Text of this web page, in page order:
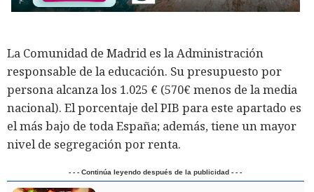
La Comunidad de Madrid es la Administración
responsable de la educación. Su presupuesto por
persona alcanza los 1.025 € (570€ menos de la media
nacional). El porcentaje del PIB para este apartado es
el más bajo de toda España; además, tiene un mayor
nivel de segregación por renta.
- - - Continúa leyendo después de la publicidad - - -